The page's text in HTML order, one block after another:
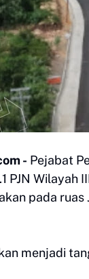
- Pejabat
PJN
pada ruas
menjadi